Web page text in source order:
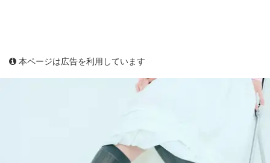
本ページは広告を利用しています